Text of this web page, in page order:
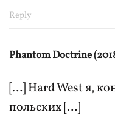
Reply
Phantom Doctrine
[…] Hard West я,
польских […]